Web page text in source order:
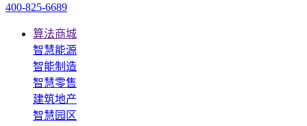
400-825-6689
算法商城
智慧能源
智能制造
智慧零售
建筑地产
智慧园区